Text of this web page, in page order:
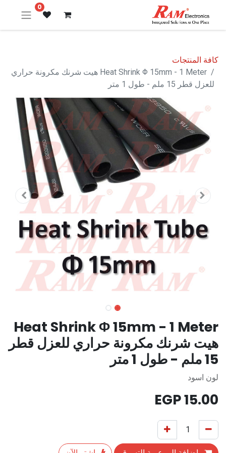
0
كافة المنتجات
Heat Shrink Φ 15mm - 1 Meter هيت شرنك مكرونة حراري
للعزل قطر 15 ملم - طول 1 متر
Heat Shrink Φ 15mm - 1 Meter
هيت شرنك مكرونة حراري للعزل قطر
15 ملم - طول 1 متر
لون اسود
15.00